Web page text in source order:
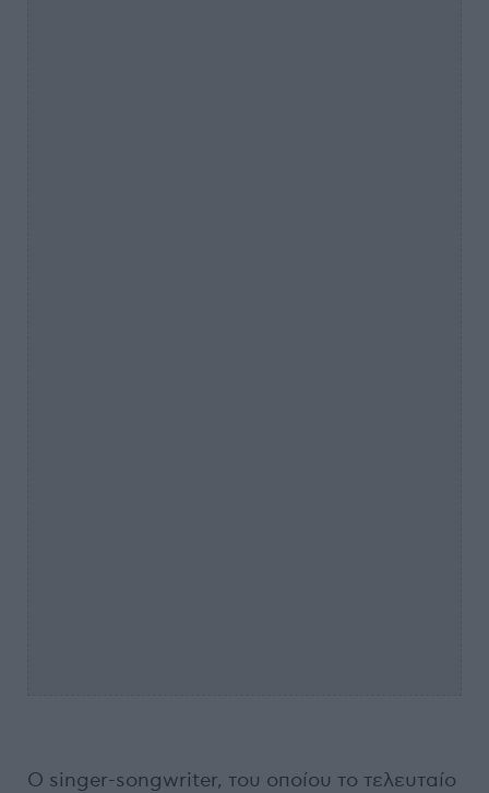
Ο singer-songwriter, του οποίου το τελευταίο